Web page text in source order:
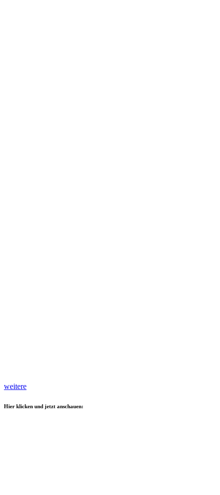
weitere
Hier klicken und jetzt anschauen: